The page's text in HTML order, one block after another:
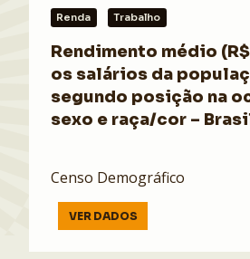
Renda Trabalho
Rendimento médio
os salários da
segundo posição na
sexo e raça/cor –
Censo Demográfico
VER DADOS